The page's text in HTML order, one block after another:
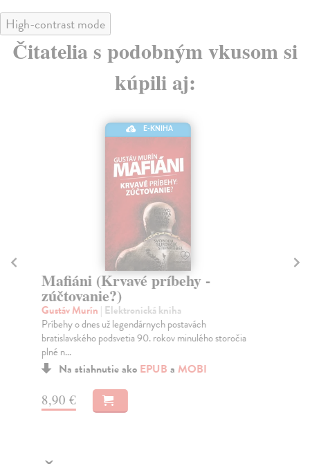
High-contrast mode
Čitatelia s podobným vkusom si
kúpili aj:
E-KNIHA
Mafiáni (Krvavé príbehy -
zúčtovanie?)
Gustáv Murín | Elektronická kniha
Príbehy o dnes už legendárnych postavách
bratislavského podsvetia 90. rokov minulého storočia
plné n...
Na stiahnutie ako EPUB a MOBI
8,90 €